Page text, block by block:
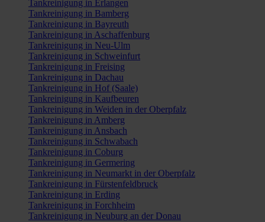
Tankreinigung in Erlangen
Tankreinigung in Bamberg
Tankreinigung in Bayreuth
Tankreinigung in Aschaffenburg
Tankreinigung in Neu-Ulm
Tankreinigung in Schweinfurt
Tankreinigung in Freising
Tankreinigung in Dachau
Tankreinigung in Hof (Saale)
Tankreinigung in Kaufbeuren
Tankreinigung in Weiden in der Oberpfalz
Tankreinigung in Amberg
Tankreinigung in Ansbach
Tankreinigung in Schwabach
Tankreinigung in Coburg
Tankreinigung in Germering
Tankreinigung in Neumarkt in der Oberpfalz
Tankreinigung in Fürstenfeldbruck
Tankreinigung in Erding
Tankreinigung in Forchheim
Tankreinigung in Neuburg an der Donau